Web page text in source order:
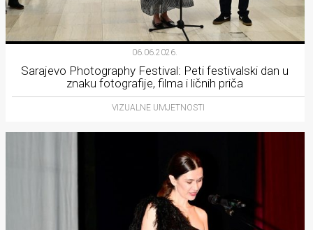
06.06.2026.
Sarajevo Photography Festival: Peti festivalski dan u
znaku fotografije, filma i ličnih priča
VIZUALNE UMJETNOSTI